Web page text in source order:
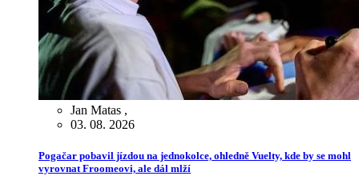
Jan Matas ,
03. 08. 2026
Pogačar pobavil jízdou na jednokolce, ohledně Vuelty, kde by se mohl
vyrovnat Froomeovi, ale dál mlží